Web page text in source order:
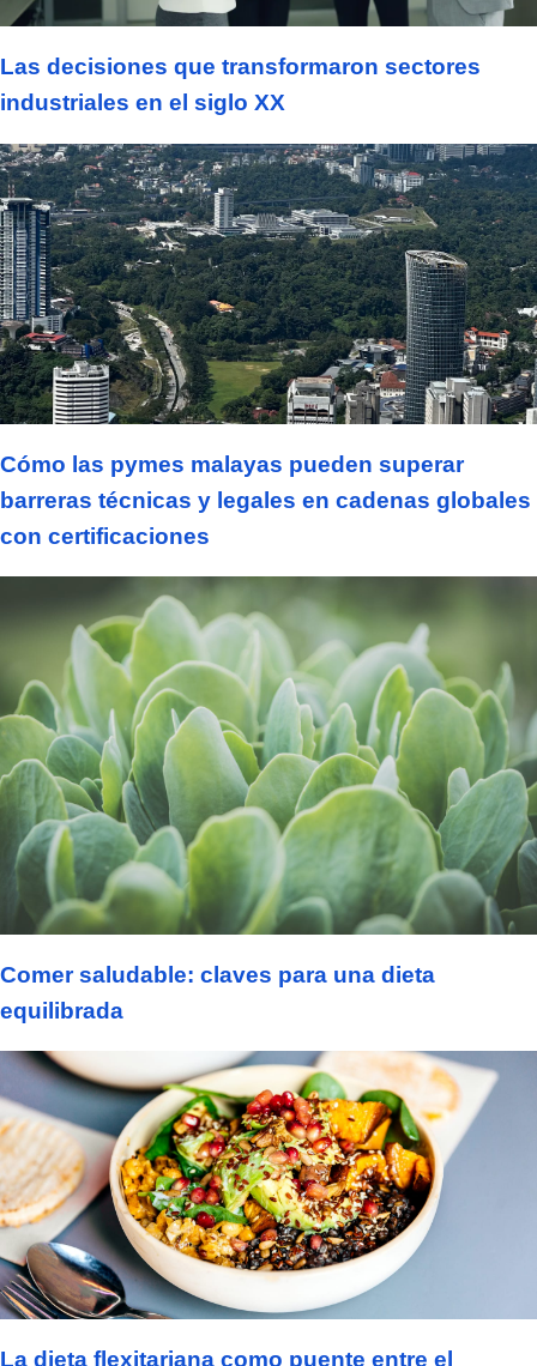
Las decisiones que transformaron sectores
industriales en el siglo XX
Cómo las pymes malayas pueden superar
barreras técnicas y legales en cadenas globales
con certificaciones
Comer saludable: claves para una dieta
equilibrada
La dieta flexitariana como puente entre el